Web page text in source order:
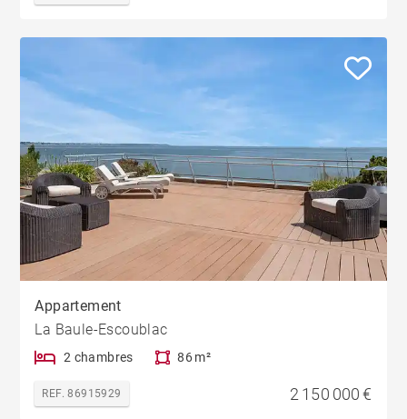
Appartement
La Baule-Escoublac
2 chambres 86 m²
REF. 86915929 2 150 000 €